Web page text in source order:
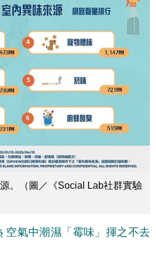
。（圖／《Social Lab社群實驗
空氣中潮濕「霉味」揮之不去